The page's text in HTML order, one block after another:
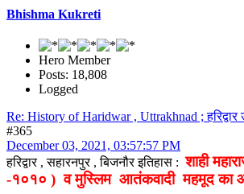
Bhishma Kukreti
Hero Member
Posts: 18,808
Logged
Re: History of Haridwar , Uttrakhnad ; हरिद्वार
#365
December 03, 2021, 03:57:57 PM
हरिद्वार , सहारनपुर , बिजनौर इतिहास :शाही
-१०१० ) व मुस्लिम आतंकवादी महमूद